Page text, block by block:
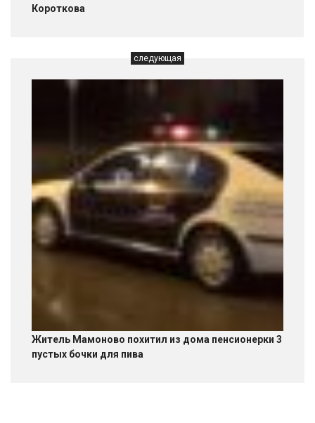
Короткова
следующая
Житель Мамоново похитил из дома пенсионерки 3
пустых бочки для пива